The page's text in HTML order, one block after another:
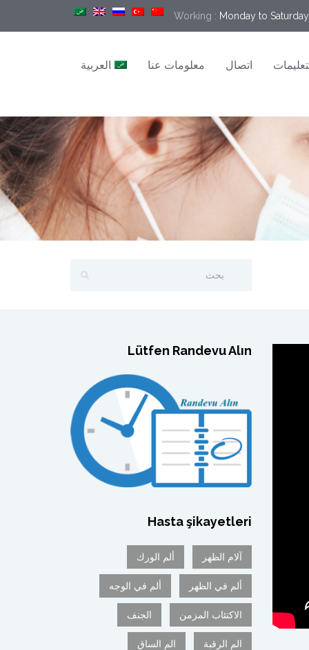
Working : Monday to
اتصال معلومات عنا العربية
Lütfen Randevu Alın
Hasta şikayetleri
آلام الظهر ألم الورك
ألم في الظهر ألم في الوجه
الاكتئاب المزمن الجنف
الم الرقبة الم الساق